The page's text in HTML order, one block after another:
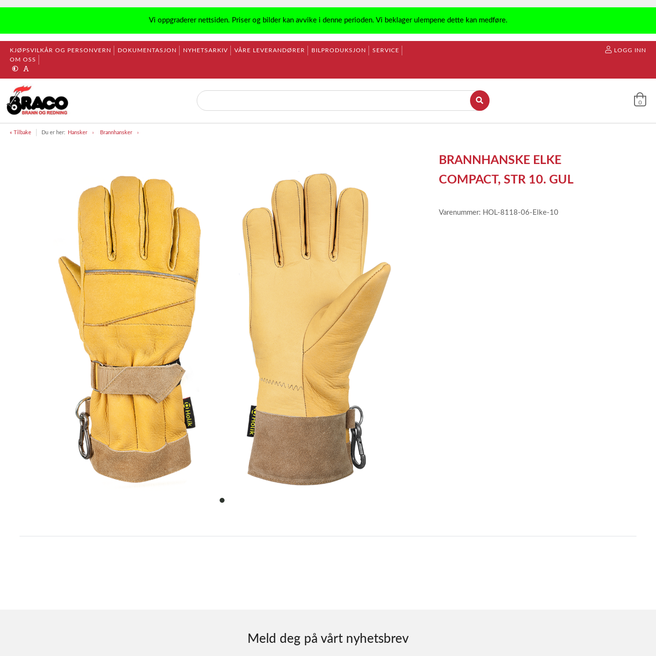
Vi oppgraderer nettsiden. Priser og bilder kan avvike i denne perioden. Vi beklager ulempene dette kan medføre.
KJØPSVILKÅR OG PERSONVERN DOKUMENTASJON NYHETSARKIV VÅRE LEVERANDØRER BILPRODUKSJON
SERVICE
OM OSS
LOGG INN
0
« Tilbake Du er her: Hansker Brannhansker
item
of
BRANNHANSKE ELKE
COMPACT, STR 10. GUL
Varenummer: HOL-8118-06-Elke-10
Meld deg på vårt nyhetsbrev